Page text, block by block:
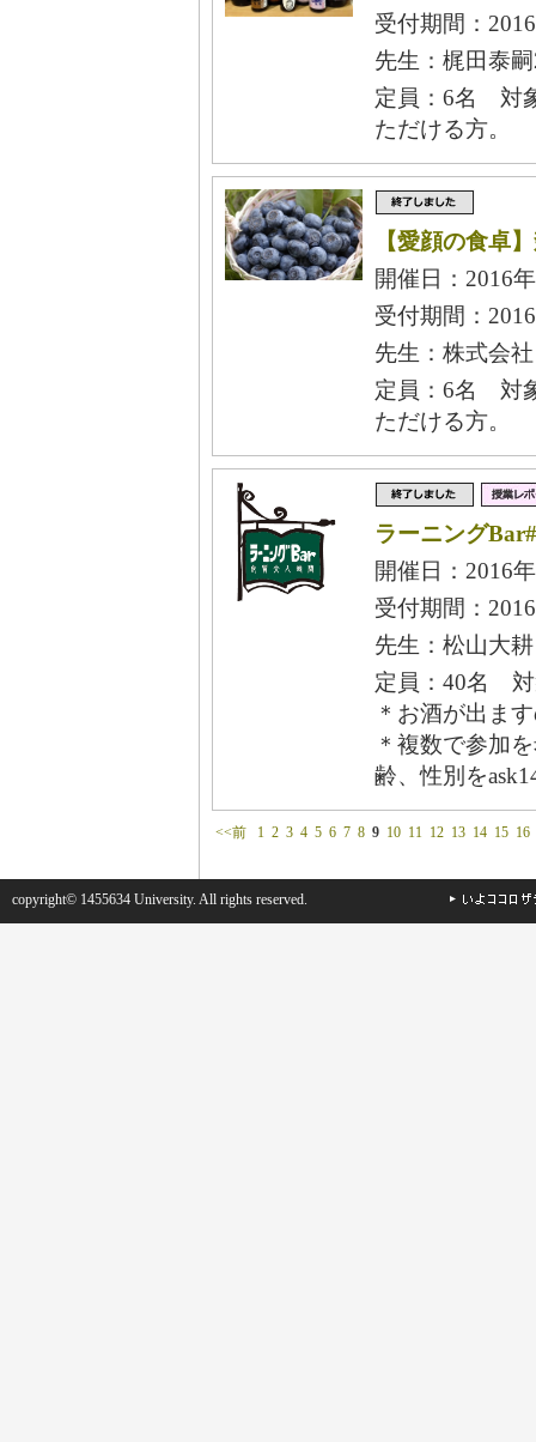
受付期間：
先生：梶田泰
定員：6名 対
ただける方。
【愛顔の食卓
開催日：2016
受付期間：
先生：株式会
定員：6名 対
ただける方。
ラーニング
開催日：2016
受付期間：
先生：松山大
定員：40名 対
＊お酒が出ま
＊複数で参加
齢、性別を
<<前 1 2 3 4 5 6 7 8 9 10 11 12 13 14 15 16
copyright© 1455634 University. All rights reserved.